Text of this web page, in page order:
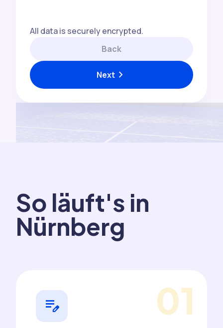
All data is securely encrypted.
Back
Nextchevron_right
So läuft's in
Nürnberg
01
edit_note